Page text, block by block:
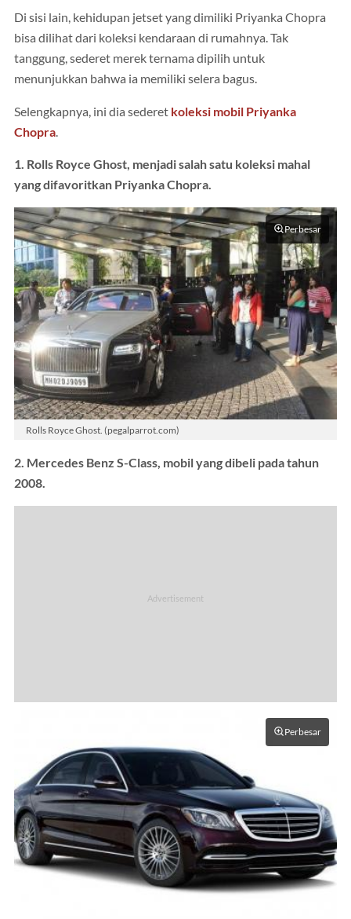
Di sisi lain, kehidupan jetset yang dimiliki Priyanka Chopra
bisa dilihat dari koleksi kendaraan di rumahnya. Tak
tanggung, sederet merek ternama dipilih untuk
menunjukkan bahwa ia memiliki selera bagus.
Selengkapnya, ini dia sederet koleksi mobil Priyanka
Chopra
1. Rolls Royce Ghost, menjadi salah satu koleksi mahal
yang difavoritkan Priyanka Chopra.
Perbesar
Rolls Royce Ghost. (pegalparrot.com)
2. Mercedes Benz S-Class, mobil yang dibeli pada tahun
2008.
Perbesar